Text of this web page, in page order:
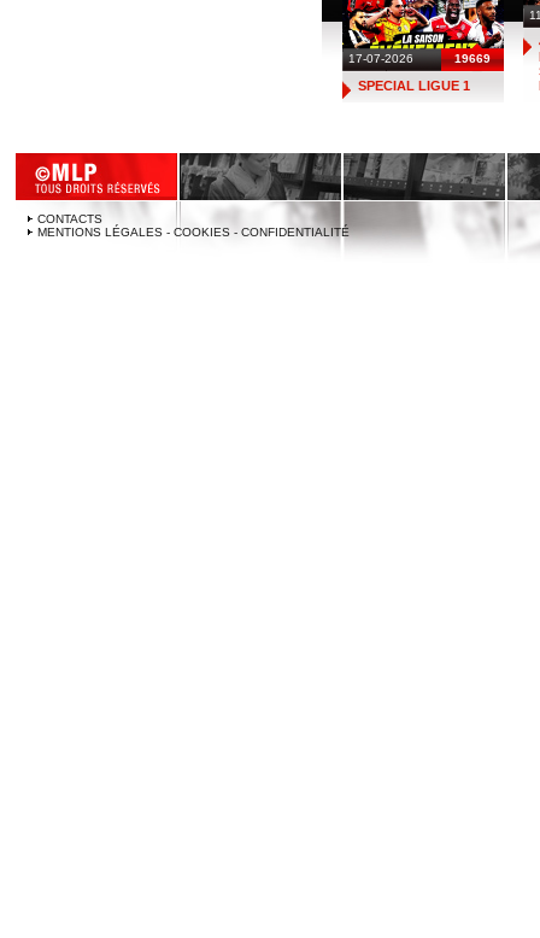
17-07-2026 19669
SPECIAL LIGUE 1
CONTACTS
MENTIONS LÉGALES - COOKIES - CONFIDENTIALITÉ